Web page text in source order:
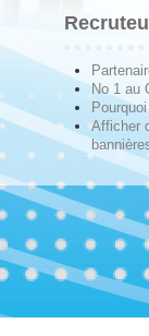
No 1 au
Afficher